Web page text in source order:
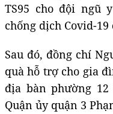
TS95 cho đội ngũ
chống dịch Covid-19
Sau đó, đồng chí
quà hỗ trợ cho gia
địa bàn phường
Quận ủy quận 3